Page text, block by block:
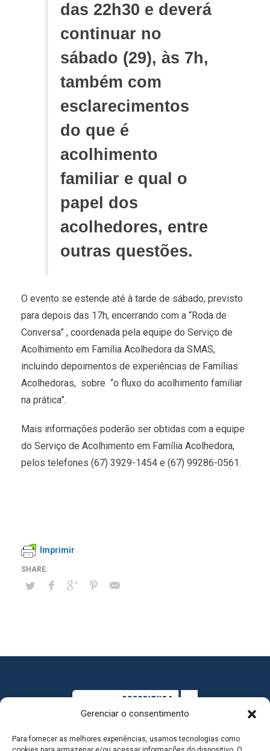
Gerenciar o consentimento
Para fornecer as melhores experiências, usamos tecnologias como
das 22h30 e deverá
continuar no
sábado (29), às 7h,
também com
esclarecimentos
do que é
acolhimento
familiar e qual o
papel dos
acolhedores, entre
outras questões.
O evento se estende até à tarde de sábado, previsto
para depois das 17h, encerrando com a “Roda de
Conversa” , coordenada pela equipe do Serviço de
Acolhimento em Família Acolhedora da SMAS,
incluindo depoimentos de experiências de Famílias
Acolhedoras, sobre “o fluxo do acolhimento familiar
na prática”.
Mais informações poderão ser obtidas com a equipe
do Serviço de Acolhimento em Família Acolhedora,
pelos telefones (67) 3929-1454 e (67) 99286-0561.
Imprimir